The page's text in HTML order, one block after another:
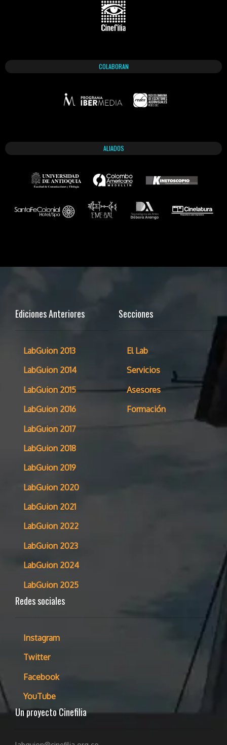
COLABORAN
ALIADOS
Ediciones Anteriores
LabGuion 2013
LabGuion 2014
LabGuion 2015
LabGuion 2016
LabGuion 2017
LabGuion 2018
LabGuion 2019
LabGuion 2020
LabGuion 2021
LabGuion 2022
LabGuion 2023
LabGuion 2024
LabGuion 2025
Secciones
El Lab
Servicios
Asesores
Formación
Redes sociales
Instagram
Twitter
Facebook
YouTube
Un proyecto Cinefilia